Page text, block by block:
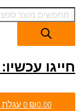
חייגו עכשיו: 046060222
₪0.00
0 עגלת